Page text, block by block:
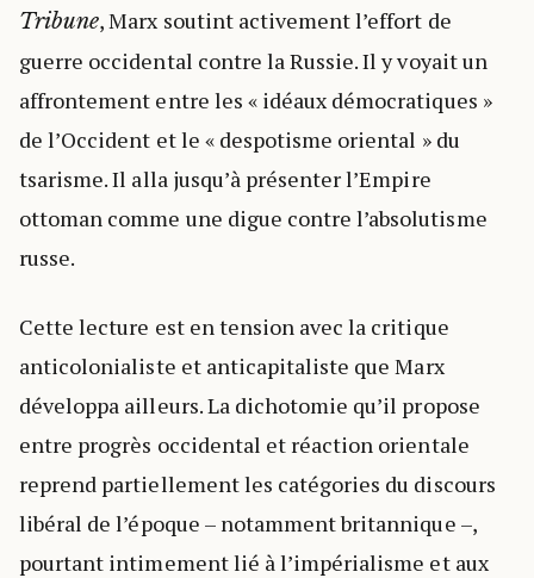
Tribune, Marx soutint activement l’effort de
guerre occidental contre la Russie. Il y voyait un
affrontement entre les « idéaux démocratiques »
de l’Occident et le « despotisme oriental » du
tsarisme. Il alla jusqu’à présenter l’Empire
ottoman comme une digue contre l’absolutisme
russe.
Cette lecture est en tension avec la critique
anticolonialiste et anticapitaliste que Marx
développa ailleurs. La dichotomie qu’il propose
entre progrès occidental et réaction orientale
reprend partiellement les catégories du discours
libéral de l’époque – notamment britannique –,
pourtant intimement lié à l’impérialisme et aux